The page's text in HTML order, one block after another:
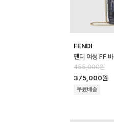
FENDI
455,000원
375,000원
무료배송